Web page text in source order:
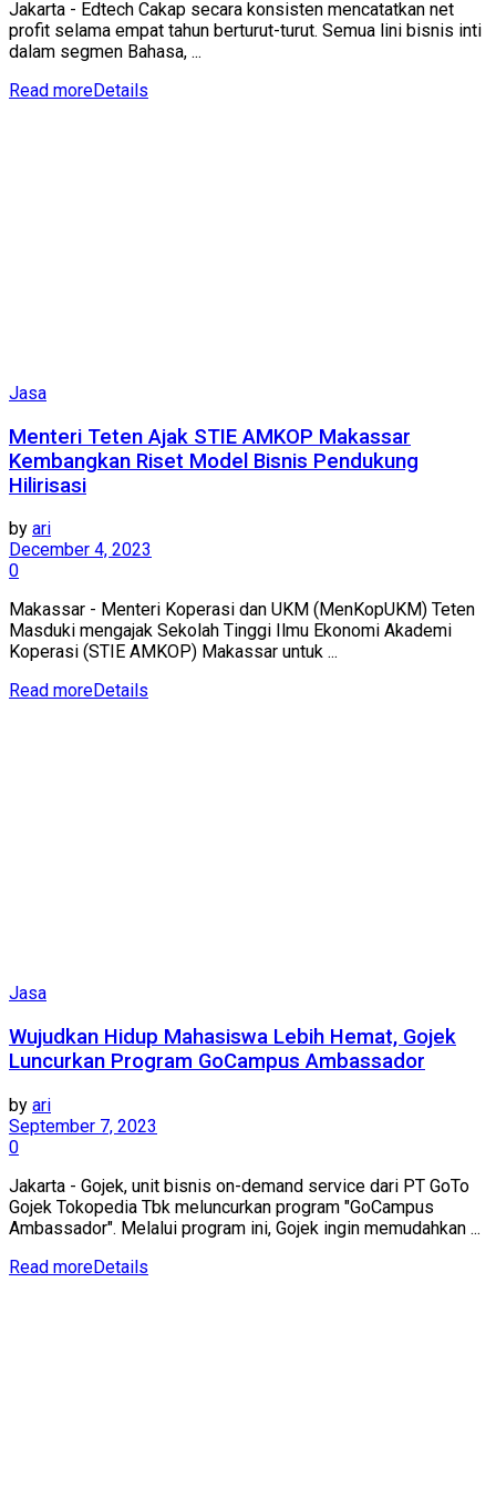
Jakarta - Edtech Cakap secara konsisten mencatatkan net
profit selama empat tahun berturut-turut. Semua lini bisnis inti
dalam segmen Bahasa, ...
Read moreDetails
Jasa
Menteri Teten Ajak STIE AMKOP Makassar
Kembangkan Riset Model Bisnis Pendukung
Hilirisasi
by ari
December 4, 2023
0
Makassar - Menteri Koperasi dan UKM (MenKopUKM) Teten
Masduki mengajak Sekolah Tinggi Ilmu Ekonomi Akademi
Koperasi (STIE AMKOP) Makassar untuk ...
Read moreDetails
Jasa
Wujudkan Hidup Mahasiswa Lebih Hemat, Gojek
Luncurkan Program GoCampus Ambassador
by ari
September 7, 2023
0
Jakarta - Gojek, unit bisnis on-demand service dari PT GoTo
Gojek Tokopedia Tbk meluncurkan program "GoCampus
Ambassador". Melalui program ini, Gojek ingin memudahkan ...
Read moreDetails